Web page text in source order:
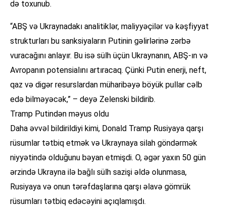
də toxunub.
“ABŞ və Ukraynadakı analitiklər, maliyyəçilər və kəşfiyyat
strukturları bu sanksiyaların Putinin gəlirlərinə zərbə
vuracağını anlayır. Bu isə sülh üçün Ukraynanın, ABŞ-ın və
Avropanın potensialını artıracaq. Çünki Putin enerji, neft,
qaz və digər resurslardan müharibəyə böyük pullar cəlb
edə bilməyəcək,” – deyə Zelenski bildirib.
Tramp Putindən məyus oldu
Daha əvvəl bildirildiyi kimi, Donald Tramp Rusiyaya qarşı
rüsumlar tətbiq etmək və Ukraynaya silah göndərmək
niyyətində olduğunu bəyan etmişdi. O, əgər yaxın 50 gün
ərzində Ukrayna ilə bağlı sülh sazişi əldə olunmasa,
Rusiyaya və onun tərəfdaşlarına qarşı əlavə gömrük
rüsumları tətbiq edəcəyini açıqlamışdı.